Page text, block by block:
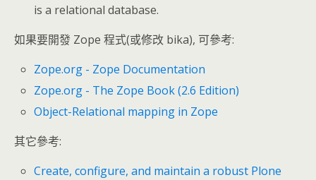
is a relational database.
如果要開發 Zope 程式(或修改 bika), 可參考:
Zope.org - Zope Documentation
Zope.org - The Zope Book (2.6 Edition)
Object-Relational mapping in Zope
其它參考:
Create, configure, and maintain a robust Plone